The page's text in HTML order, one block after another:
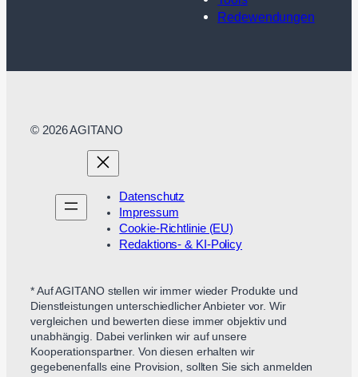
Redewendungen
© 2026 AGITANO
Datenschutz
Impressum
Cookie-Richtlinie (EU)
Redaktions- & KI-Policy
* Auf AGITANO stellen wir immer wieder Produkte und
Dienstleistungen unterschiedlicher Anbieter vor. Wir
vergleichen und bewerten diese immer objektiv und
unabhängig. Dabei verlinken wir auf unsere
Kooperationspartner. Von diesen erhalten wir
gegebenenfalls eine Provision, sollten Sie sich anmelden